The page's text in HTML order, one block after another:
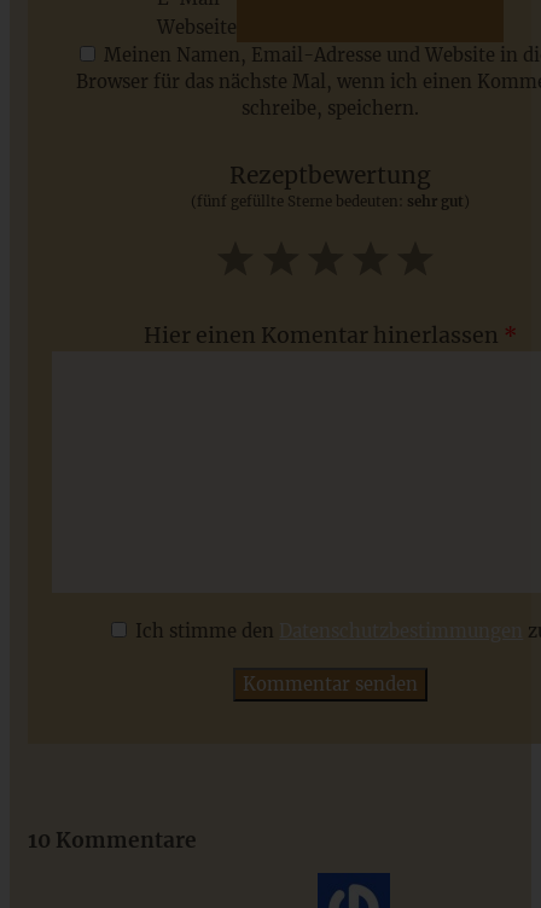
Saisonale Rezepte im Juli - meine 7 sommerlichen
10 Kommentare
Webseite
Meinen Namen, Email-Adresse und Website in
Browser für das nächste Mal, wenn ich einen
schreibe, speichern.
Rezeptbewertung
(fünf gefüllte Sterne bedeuten: sehr gut )
Hier einen Komentar hinerlassen *
Ich stimme den